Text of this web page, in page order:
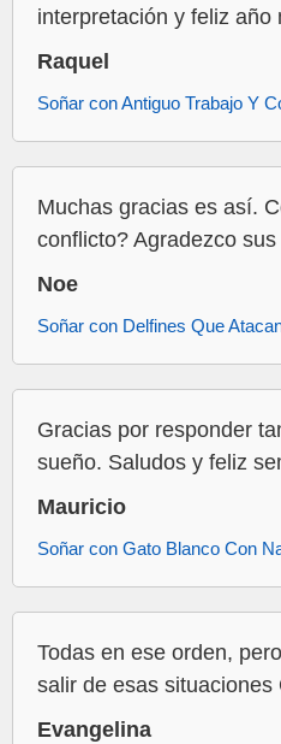
interpretación y feliz año
Raquel
Soñar con Antiguo Trabajo Y
Muchas gracias es así.
conflicto? Agradezco
Noe
Soñar con Delfines Que
Gracias por responder
sueño. Saludos y feliz
Mauricio
Soñar con Gato Blanco Con
Todas en ese orden,
salir de esas situaciones
Evangelina